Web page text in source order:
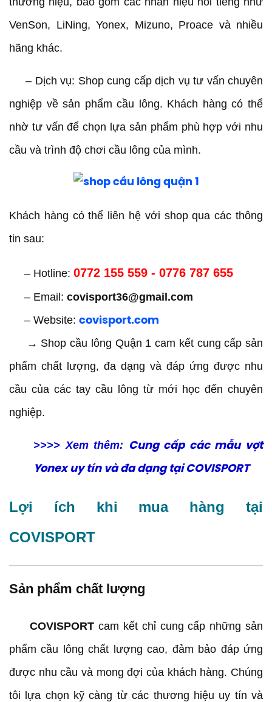
VenSon, LiNing, Yonex, Mizuno, Proace và nhiều
hãng khác.
– Dịch vụ: Shop cung cấp dịch vụ tư vấn chuyên
nghiệp về sản phẩm cầu lông. Khách hàng có thể
nhờ tư vấn để chọn lựa sản phẩm phù hợp với nhu
cầu và trình độ chơi cầu lông của mình.
Khách hàng có thể liên hệ với shop qua các thông
tin sau:
– Hotline: 0772 155 559 - 0776 787 655
– Email: covisport36@gmail.com
– Website: covisport.com
→ Shop cầu lông Quận 1 cam kết cung cấp sản
phẩm chất lượng, đa dạng và đáp ứng được nhu
cầu của các tay cầu lông từ mới học đến chuyên
nghiệp.
>>>> Xem thêm:
Cung cấp các mẫu vợt
Yonex uy tín và đa dạng tại COVISPORT
Lợi ích khi mua hàng tại
COVISPORT
Sản phẩm chất lượng
COVISPORTcam kết chỉ cung cấp những sản
phẩm cầu lông chất lượng cao, đảm bảo đáp ứng
được nhu cầu và mong đợi của khách hàng. Chúng
tôi lựa chọn kỹ càng từ các thương hiệu uy tín và